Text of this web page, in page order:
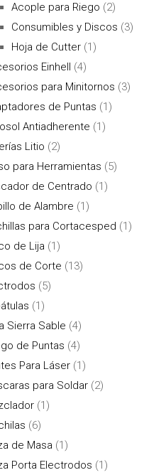
Acople para Riego (2)
Consumibles y Discos (3)
Hoja de Cutter (1)
Einhell (4)
para Minitornos (3)
de Puntas (1)
Antiadherente (1)
Litio (2)
para Herramientas (5)
de Centrado (1)
de Alambre (1)
para Cortacesped (1)
de Lija (1)
de Corte (13)
(5)
(1)
Sierra Sable (4)
de Puntas (4)
Para Láser (1)
para Soldar (2)
(1)
(6)
de Masa (1)
Porta Electrodos (1)